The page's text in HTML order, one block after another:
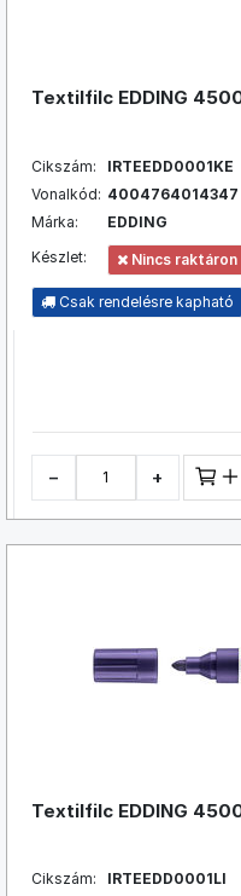
Textilfilc EDDING
Cikszám:
IRTEEDD0001KE
Vonalkód: 4004764014347
Márka:
EDDING
Készlet:
Nincs raktáron
Csak rendelésre kapható
− +
Textilfilc EDDING
Cikszám:
IRTEEDD0001LI